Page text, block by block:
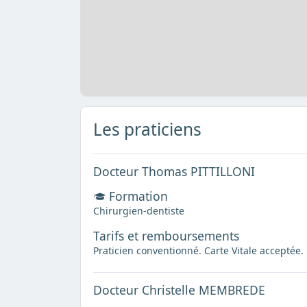
Les praticiens
Docteur Thomas PITTILLONI
Formation
Chirurgien-dentiste
Tarifs et remboursements
Praticien conventionné. Carte Vitale acceptée.
Docteur Christelle MEMBREDE